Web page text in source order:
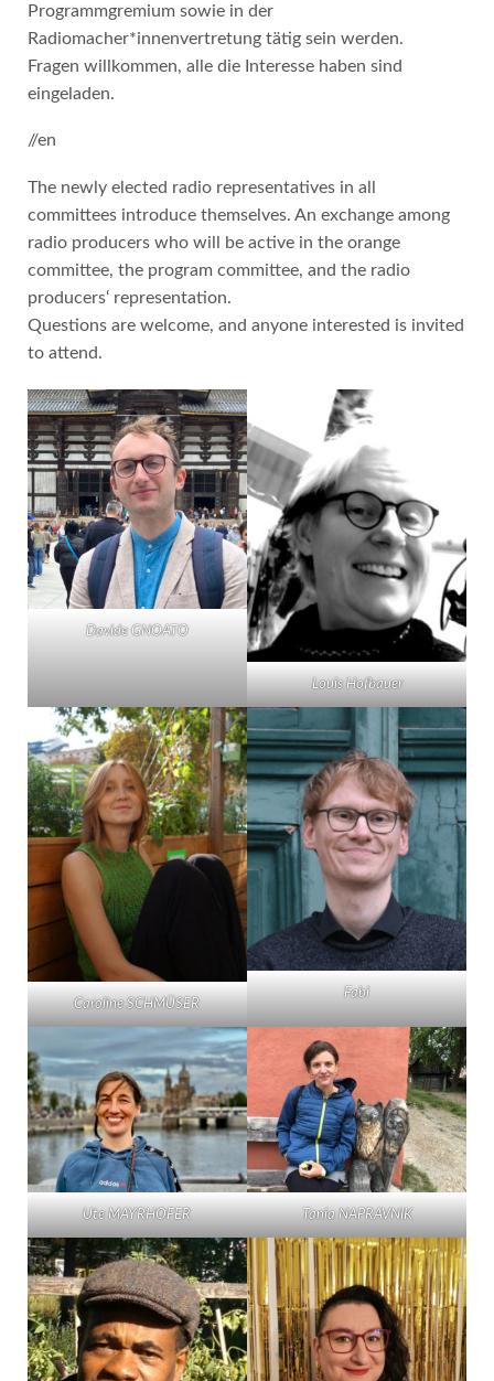
Programmgremium sowie in der
Radiomacher*innenvertretung tätig sein werden.
Fragen willkommen, alle die Interesse haben sind
eingeladen.
//en
The newly elected radio representatives in all
committees introduce themselves. An exchange among
radio producers who will be active in the orange
committee, the program committee, and the radio
producers‘ representation.
Questions are welcome, and anyone interested is invited
to attend.
Davide GNOATO
Louis Hofbauer
Caroline SCHMÜSER
Fabi
Ute MAYRHOFER Tania NAPRAVNIK